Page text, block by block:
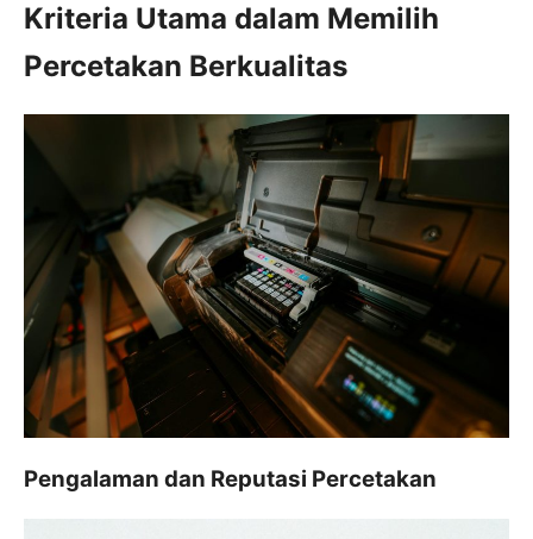
Kriteria Utama dalam Memilih
Percetakan Berkualitas
Pengalaman dan Reputasi Percetakan